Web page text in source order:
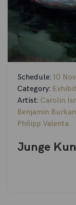
Schedule: 10
Category:
Artist: Carolin
Benjamin
Philipp Valenta
Junge